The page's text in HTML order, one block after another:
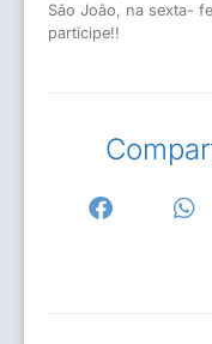
São João, na sexta-
participe!!